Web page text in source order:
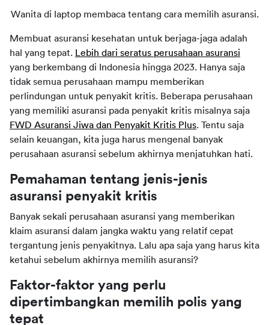
Wanita di laptop membaca tentang cara memilih asuransi.
Membuat asuransi kesehatan untuk berjaga-jaga adalah
hal yang tepat. Lebih dari seratus perusahaan asuransi
yang berkembang di Indonesia hingga 2023. Hanya saja
tidak semua perusahaan mampu memberikan
perlindungan untuk penyakit kritis. Beberapa perusahaan
yang memiliki asuransi pada penyakit kritis misalnya saja
FWD Asuransi Jiwa dan Penyakit Kritis Plus. Tentu saja
selain keuangan, kita juga harus mengenal banyak
perusahaan asuransi sebelum akhirnya menjatuhkan hati.
Pemahaman tentang jenis-jenis
asuransi penyakit kritis
Banyak sekali perusahaan asuransi yang memberikan
klaim asuransi dalam jangka waktu yang relatif cepat
tergantung jenis penyakitnya. Lalu apa saja yang harus kita
ketahui sebelum akhirnya memilih asuransi?
Faktor-faktor yang perlu
dipertimbangkan memilih polis yang
tepat